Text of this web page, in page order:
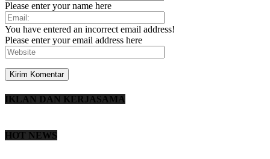
Please enter your name here
You have entered an incorrect email address!
Please enter your email address here
IKLAN DAN KERJASAMA
Baru
HOT NEWS